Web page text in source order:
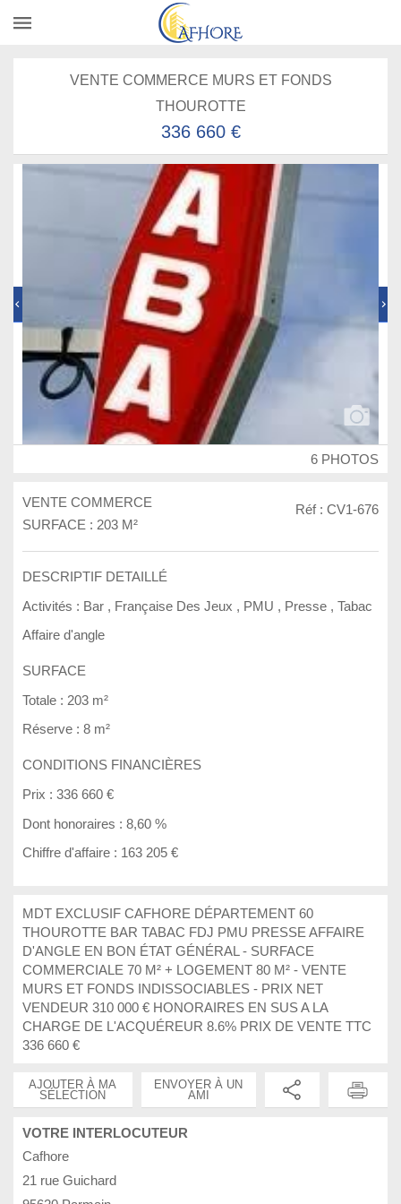
VENTE COMMERCE MURS ET FONDS
THOUROTTE
336 660 €
6 PHOTOS
Réf : CV1-676
VENTE COMMERCE
SURFACE : 203 M²
DESCRIPTIF DETAILLÉ
Activités : Bar , Française Des Jeux , PMU , Presse , Tabac
Affaire d'angle
SURFACE
Totale : 203 m²
Réserve : 8 m²
CONDITIONS FINANCIÈRES
Prix : 336 660 €
Dont honoraires : 8,60 %
Chiffre d'affaire : 163 205 €
MDT EXCLUSIF CAFHORE DÉPARTEMENT 60
THOUROTTE BAR TABAC FDJ PMU PRESSE AFFAIRE
D'ANGLE EN BON ÉTAT GÉNÉRAL - SURFACE
COMMERCIALE 70 M² + LOGEMENT 80 M² - VENTE
MURS ET FONDS INDISSOCIABLES - PRIX NET
VENDEUR 310 000 € HONORAIRES EN SUS A LA
CHARGE DE L'ACQUÉREUR 8.6% PRIX DE VENTE TTC
336 660 €
AJOUTER À MA
SÉLECTION
ENVOYER À UN
AMI
VOTRE INTERLOCUTEUR
Cafhore
21 rue Guichard